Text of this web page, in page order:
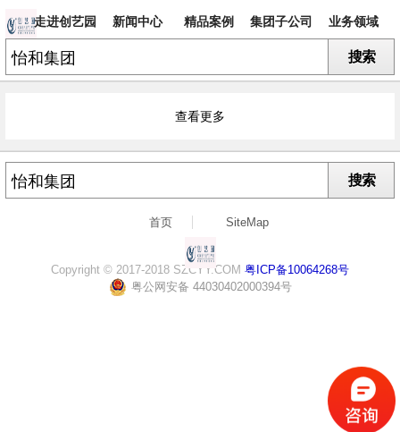
走进创艺园 新闻中心 精品案例 集团子公司 业务领域
专题 搜索
查看更多
搜索
首页 SiteMap
Copyright © 2017-2018 SZCYY.COM 粤ICP备10064268号
粤公网安备 44030402000394号